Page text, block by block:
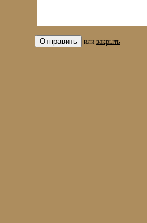
или закрыть